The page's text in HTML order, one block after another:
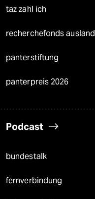
taz zahl ich
recherchefonds ausland
panterstiftung
panterpreis 2026
Podcast
bundestalk
fernverbindung